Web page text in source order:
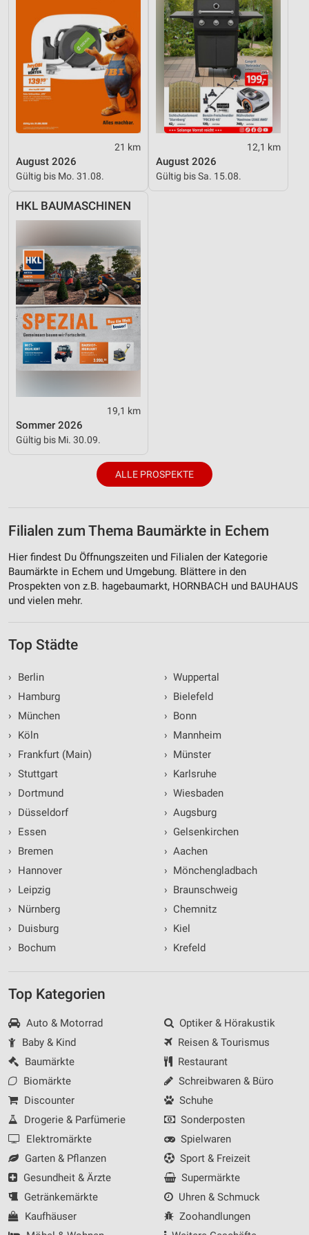
21 km
August 2026
Gültig bis Mo. 31.08.
12,1 km
August 2026
Gültig bis Sa. 15.08.
HKL BAUMASCHINEN
19,1 km
Sommer 2026
Gültig bis Mi. 30.09.
ALLE PROSPEKTE
Filialen zum Thema Baumärkte in Echem
Hier findest Du Öffnungszeiten und Filialen der Kategorie
Baumärkte in Echem und Umgebung. Blättere in den
Prospekten von z.B. hagebaumarkt, HORNBACH und BAUHAUS
und vielen mehr.
Top Städte
›
Berlin
›
Hamburg
›
München
›
Köln
›
Frankfurt (Main)
› Stuttgart
›
Dortmund
›
Düsseldorf
›
Essen
›
Bremen
›
Hannover
›
Leipzig
›
Nürnberg
›
Duisburg
›
Bochum
› Wuppertal
› Bielefeld
› Bonn
› Mannheim
› Münster
› Karlsruhe
› Wiesbaden
› Augsburg
› Gelsenkirchen
› Aachen
› Mönchengladbach
› Braunschweig
› Chemnitz
› Kiel
› Krefeld
Top Kategorien
Auto & Motorrad
Baby & Kind
Baumärkte
Biomärkte
Discounter
Drogerie & Parfümerie
Elektromärkte
Garten & Pflanzen
Gesundheit & Ärzte
Getränkemärkte
Kaufhäuser
Optiker & Hörakustik
Reisen & Tourismus
Restaurant
Schreibwaren & Büro
Schuhe
Sonderposten
Spielwaren
Sport & Freizeit
Supermärkte
Uhren & Schmuck
Zoohandlungen